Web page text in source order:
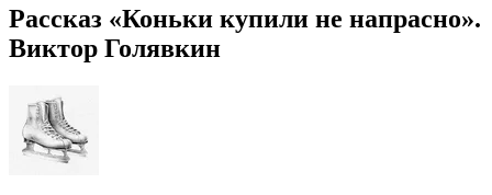
Рассказ «Коньки купили не напрасно».
Виктор Голявкин